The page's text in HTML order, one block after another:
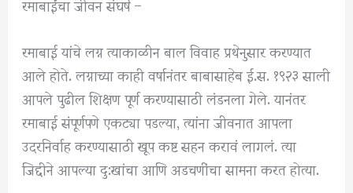
रमाबाई यांचे लग्न त्याकाळीन बाल विवाह प्रथेनुसार करण्यात
आले होते. लग्नाच्या काही वर्षानंतर बाबासाहेब ई.स. १९२३ साली
आपले पुढील शिक्षण पूर्ण करण्यासाठी लंडनला गेले. यानंतर
रमाबाई संपूर्णपणे एकट्या पडल्या, त्यांना जीवनात आपला
उदरनिर्वाह करण्यासाठी खूप कष्ट सहन करावं लागलं. त्या
जिद्दीने आपल्या दु:खांचा आणि अडचणींचा सामना करत होत्या.